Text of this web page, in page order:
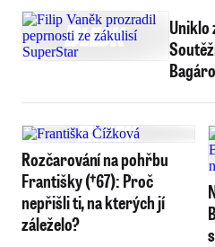
Uniklo
Rozčarování na pohřbu
Františky (†67): Proč
nepřišli ti, na kterých jí
záleželo?